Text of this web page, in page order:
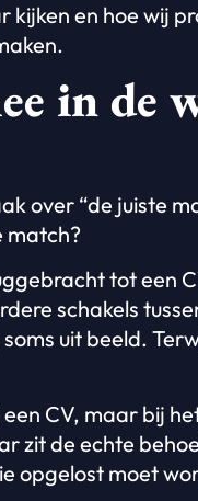
en hoe wij
in de
over “de juiste
match?
tot een
schakels
uit beeld.
CV, maar bij
zit de echte
opgelost moet